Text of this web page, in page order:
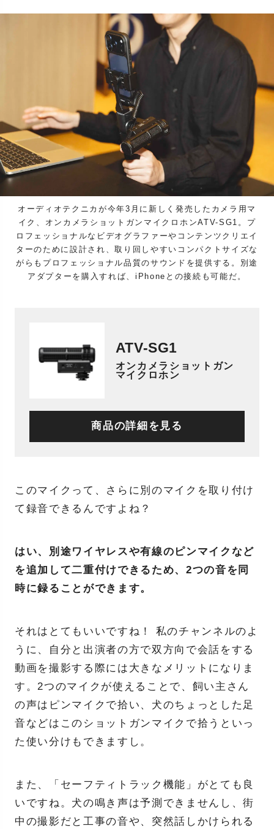
オーディオテクニカが今年3月に新しく発売したカメラ用マ
イク、オンカメラショットガンマイクロホンATV-SG1。プ
ロフェッショナルなビデオグラファーやコンテンツクリエイ
ターのために設計され、取り回しやすいコンパクトサイズな
がらもプロフェッショナル品質のサウンドを提供する。別途
アダプターを購入すれば、iPhoneとの接続も可能だ。
ATV-SG1
オンカメラショットガン
マイクロホン
商品の詳細を見る
このマイクって、さらに別のマイクを取り付け
て録音できるんですよね？
はい、別途ワイヤレスや有線のピンマイクなど
を追加して二重付けできるため、2つの音を同
時に録ることができます。
それはとてもいいですね！ 私のチャンネルのよ
うに、自分と出演者の方で双方向で会話をする
動画を撮影する際には大きなメリットになりま
す。2つのマイクが使えることで、飼い主さん
の声はピンマイクで拾い、犬のちょっとした足
音などはこのショットガンマイクで拾うといっ
た使い分けもできますし。
また、「セーフティトラック機能」がとても良
いですね。犬の鳴き声は予測できませんし、街
中の撮影だと工事の音や、突然話しかけられる